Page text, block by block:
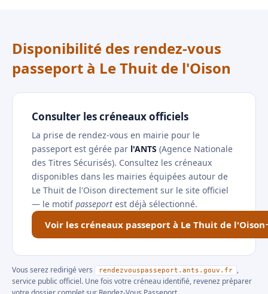
Disponibilité des rendez-vous
passeport à Le Thuit de l'Oison
Consulter les créneaux officiels
La prise de rendez-vous en mairie pour le
passeport est gérée par l'ANTS (Agence Nationale
des Titres Sécurisés). Consultez les créneaux
disponibles dans les mairies équipées autour de
Le Thuit de l'Oison directement sur le site officiel
— le motifpasseport est déjà sélectionné.
Voir les créneaux passeport à Le Thuit de l'Oison
Vous serez redirigé vers rendezvouspasseport.ants.gouv.fr
,
service public officiel. Une fois votre créneau identifié, revenez préparer